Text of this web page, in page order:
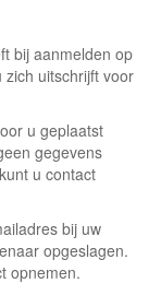
bij aanmelden op
uitschrijft voor
u geplaatst
gegevens
u contact
bij uw
opgeslagen.
opnemen.